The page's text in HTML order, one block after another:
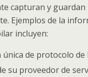
capturan y
Ejemplos de la
incluyen:
única de protocolo
su proveedor de